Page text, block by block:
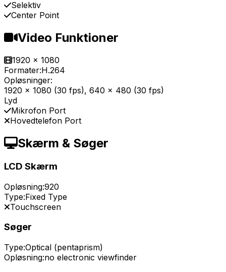
Selektiv
Center Point
Video Funktioner
1920 x 1080
Formater:H.264
Opløsninger:
1920 x 1080 (30 fps), 640 x 480 (30 fps)
Lyd
Mikrofon Port
Hovedtelefon Port
Skærm & Søger
LCD Skærm
Opløsning:920
Type:Fixed Type
Touchscreen
Søger
Type:Optical (pentaprism)
Opløsning:no electronic viewfinder